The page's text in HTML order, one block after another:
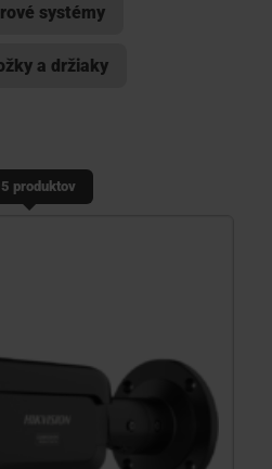
systémy
a držiaky
produktov